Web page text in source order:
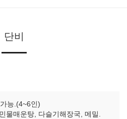
단비
능.(4~6인)
물매운탕, 다슬기해장국, 메밀.